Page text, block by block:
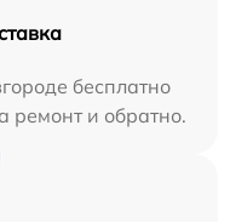
бесплатно
ремонт и обратно.